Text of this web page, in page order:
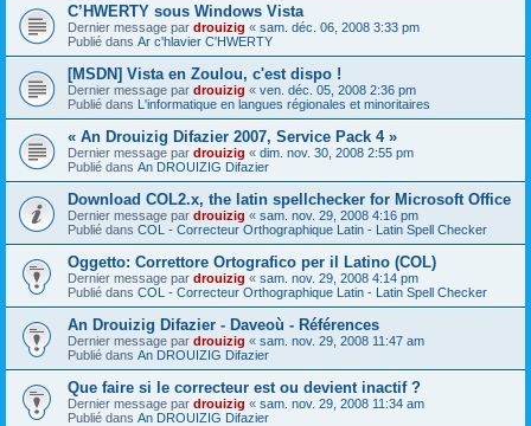
C’HWERTY sous Windows Vista
Dernier message par drouizig « sam. déc. 06, 2008 3:33 pm
Publié dans Ar c'hlavier C'HWERTY
[MSDN] Vista en Zoulou, c'est dispo !
Dernier message par drouizig « ven. déc. 05, 2008 2:36 pm
Publié dans L'informatique en langues régionales et minoritaires
« An Drouizig Difazier 2007, Service Pack 4 »
Dernier message par drouizig « dim. nov. 30, 2008 2:55 pm
Publié dans An DROUIZIG Difazier
Download COL2.x, the latin spellchecker for Microsoft Office
Dernier message par drouizig « sam. nov. 29, 2008 4:16 pm
Publié dans COL - Correcteur Orthographique Latin - Latin Spell Checker
Oggetto: Correttore Ortografico per il Latino (COL)
Dernier message par drouizig « sam. nov. 29, 2008 4:14 pm
Publié dans COL - Correcteur Orthographique Latin - Latin Spell Checker
An Drouizig Difazier - Daveoù - Références
Dernier message par drouizig « sam. nov. 29, 2008 11:47 am
Publié dans An DROUIZIG Difazier
Que faire si le correcteur est ou devient inactif ?
Dernier message par drouizig « sam. nov. 29, 2008 11:34 am
Publié dans An DROUIZIG Difazier